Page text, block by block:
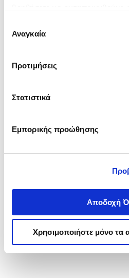
ενδιαφέρουν και να επιλέξετε
΄΄και να
συγκατάθεσης
Αναγκαία
Προτιμήσεις
Στατιστικά
Εμπορικής προώθησης
Αποδοχή
Χρησιμοποιήστε μόνο τα